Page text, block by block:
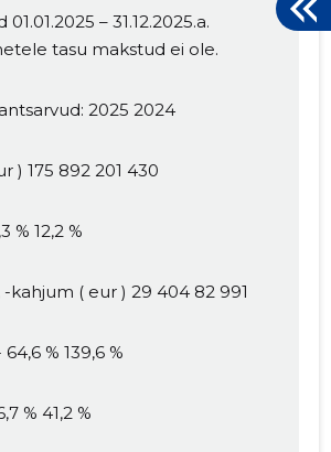
– 31.12.2025.a.
tasu makstud ei ole.
2025 2024
) 175 892 201 430
% 12,2 %
kahjum ( eur ) 29 404 82 991
% 139,6 %
% 41,2 %